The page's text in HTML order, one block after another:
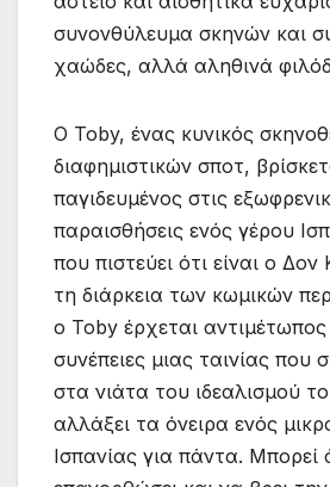
συνονθύλευμα σκηνών και
χαώδες, αλλά αληθινά
Ο Toby, ένας κυνικός
διαφημιστικών σποτ,
παγιδευμένος στις
παραισθήσεις ενός γέρου
που πιστεύει ότι είναι ο
τη διάρκεια των κωμικών
ο Toby έρχεται αντιμέτωπος
συνέπειες μιας ταινίας που
στα νιάτα του ιδεαλισμού
αλλάξει τα όνειρα ενός
Ισπανίας για πάντα. Μπορεί